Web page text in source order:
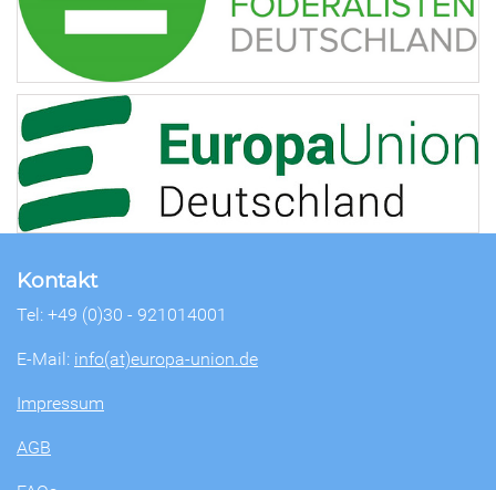
Kontakt
Tel: +49 (0)30 - 921014001
E-Mail: info(at)europa-union.de
Impressum
AGB